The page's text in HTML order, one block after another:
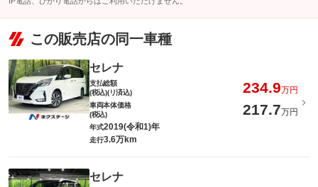
この販売店の同一車種
セレナ
支払総額
(税込)(リ済込)
234.9万円
車両本体価格
(税込)
217.7万円
年式2019(令和1)年
走行3.6万km
セレナ